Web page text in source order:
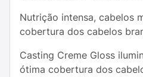
Nutrição intensa, cabelos
cobertura dos cabelos
Casting Creme Gloss
ótima cobertura dos